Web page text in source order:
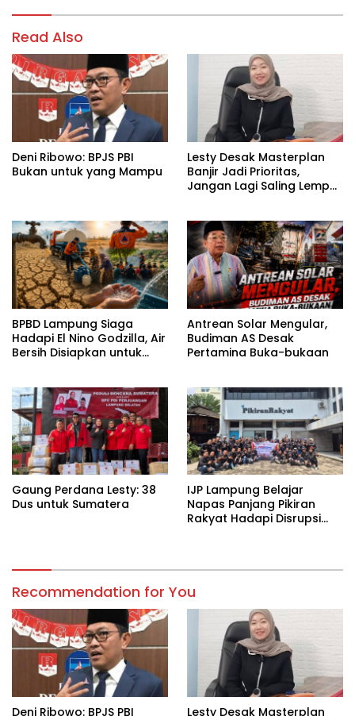
Read Also
Deni Ribowo: BPJS PBI
Bukan untuk yang Mampu
Lesty Desak Masterplan
Banjir Jadi Prioritas,
Jangan Lagi Saling Lempar
BPBD Lampung Siaga
Hadapi El Nino Godzilla, Air
Bersih Disiapkan untuk
Antrean Solar Mengular,
Budiman AS Desak
Pertamina Buka-bukaan
Gaung Perdana Lesty: 38
Dus untuk Sumatera
IJP Lampung Belajar
Napas Panjang Pikiran
Rakyat Hadapi Disrupsi
Recommendation for You
Deni Ribowo: BPJS PBI Lesty Desak Masterplan